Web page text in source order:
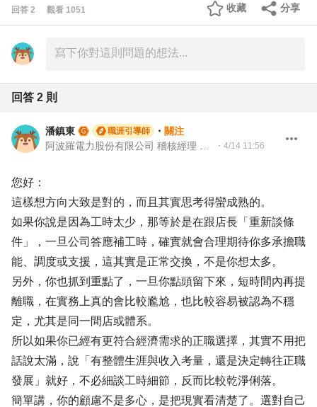
回答 2 觀看 1051 分享
收藏
回答 2 則
潘鎮東 職涯引導師 ・ 關注
・ 4/14 11:56
您好：
這樣想方向大致是對的，而且其實思考得蠻成熟的。
如果你說是因為工時太少，那等於是在跟店長「重新談條
件」，一旦公司答應補工時，確實就會合理期待你多承擔職
能、調度或支援，這其實是正常交換，不是你想太多。
另外，你也抓到重點了，一旦你點頭留下來，短時間內再提
離職，在實務上真的會比較尷尬，也比較容易被認為不穩
定，尤其是同一間店或體系。
所以如果你已經有更符合經濟需求的正職選擇，其實不用把
話說太滿，說「有整體生涯與收入考量，還是決定轉往正職
發展」就好，不必細談工時細節，反而比較乾淨俐落。
簡單講，你的顧慮不是多心，是把現實看清楚了。選對自己